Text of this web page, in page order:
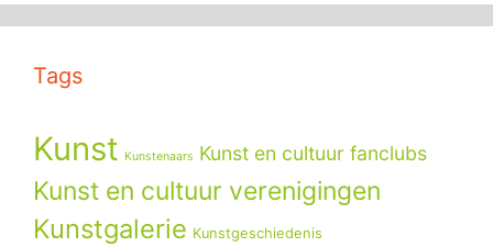
Tags
Kunst Kunstenaars Kunst en cultuur fanclubs
Kunst en cultuur verenigingen
Kunstgalerie Kunstgeschiedenis